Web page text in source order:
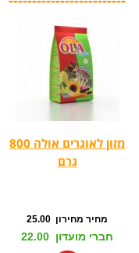
מזון לאוגרים אולה 800
גרם
מחיר מחירון 25.00
חברי מועדון 22.00